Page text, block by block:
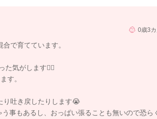
0歳3カ
で育てています。
気がします😵‍💫
す。
り吐き戻したりします😭
事もあるし、おっぱい張ることも無いので恐ら